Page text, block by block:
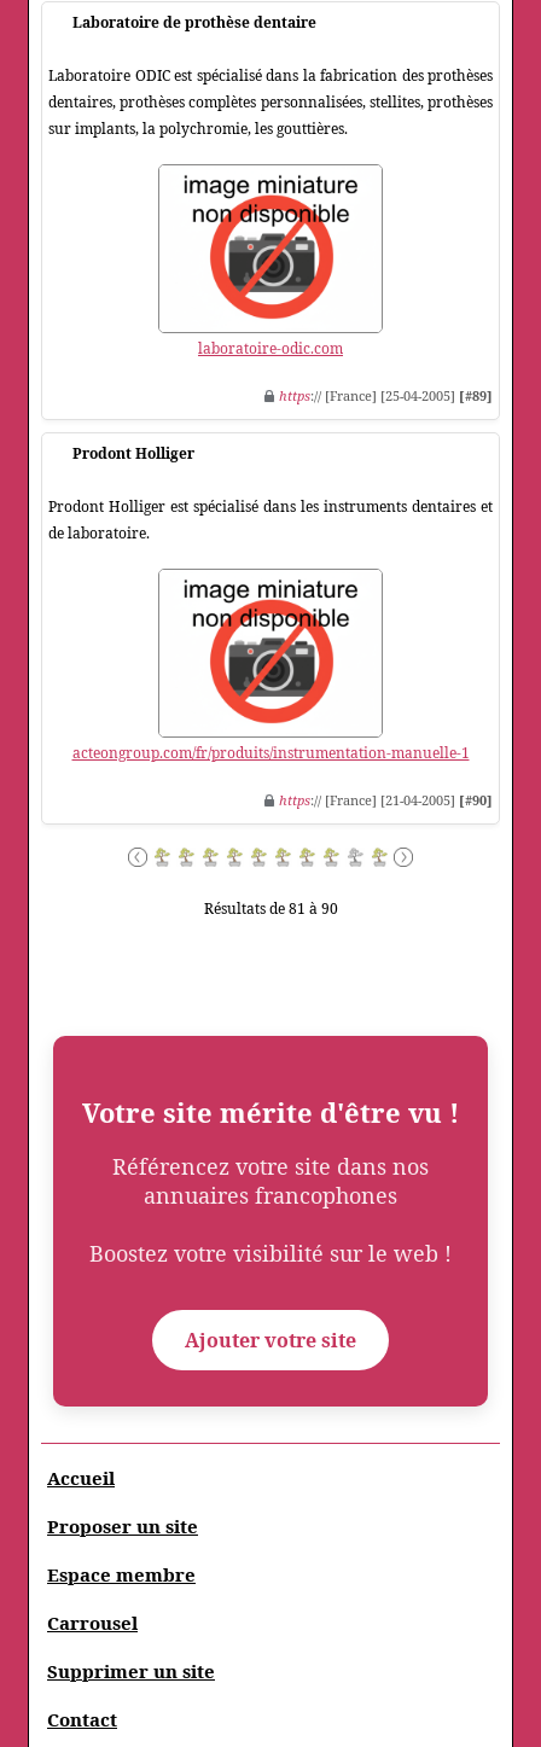
Laboratoire de prothèse dentaire
Laboratoire ODIC est spécialisé dans la fabrication des prothèses
dentaires, prothèses complètes personnalisées, stellites, prothèses
sur implants, la polychromie, les gouttières.
laboratoire-odic.com
https:// [France] [25-04-2005] [#89]
Prodont Holliger
Prodont Holliger est spécialisé dans les instruments dentaires et
de laboratoire.
acteongroup.com/fr/produits/instrumentation-manuelle-1
https:// [France] [21-04-2005] [#90]
Résultats de 81 à 90
Votre site mérite d'être vu !
Référencez votre site dans nos
annuaires francophones
Boostez votre visibilité sur le web !
Ajouter votre site
Accueil
Proposer un site
Espace membre
Carrousel
Supprimer un site
Contact